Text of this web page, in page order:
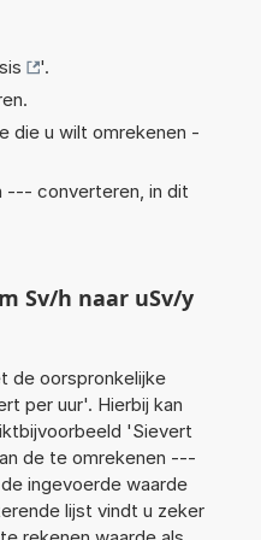
'.
die u wilt omrekenen -
--- converteren, in dit
Sv/h naar uSv/y
de oorspronkelijke
per uur'. Hierbij kan
'Sievert
de te omrekenen ---
ingevoerde waarde
lijst vindt u zeker